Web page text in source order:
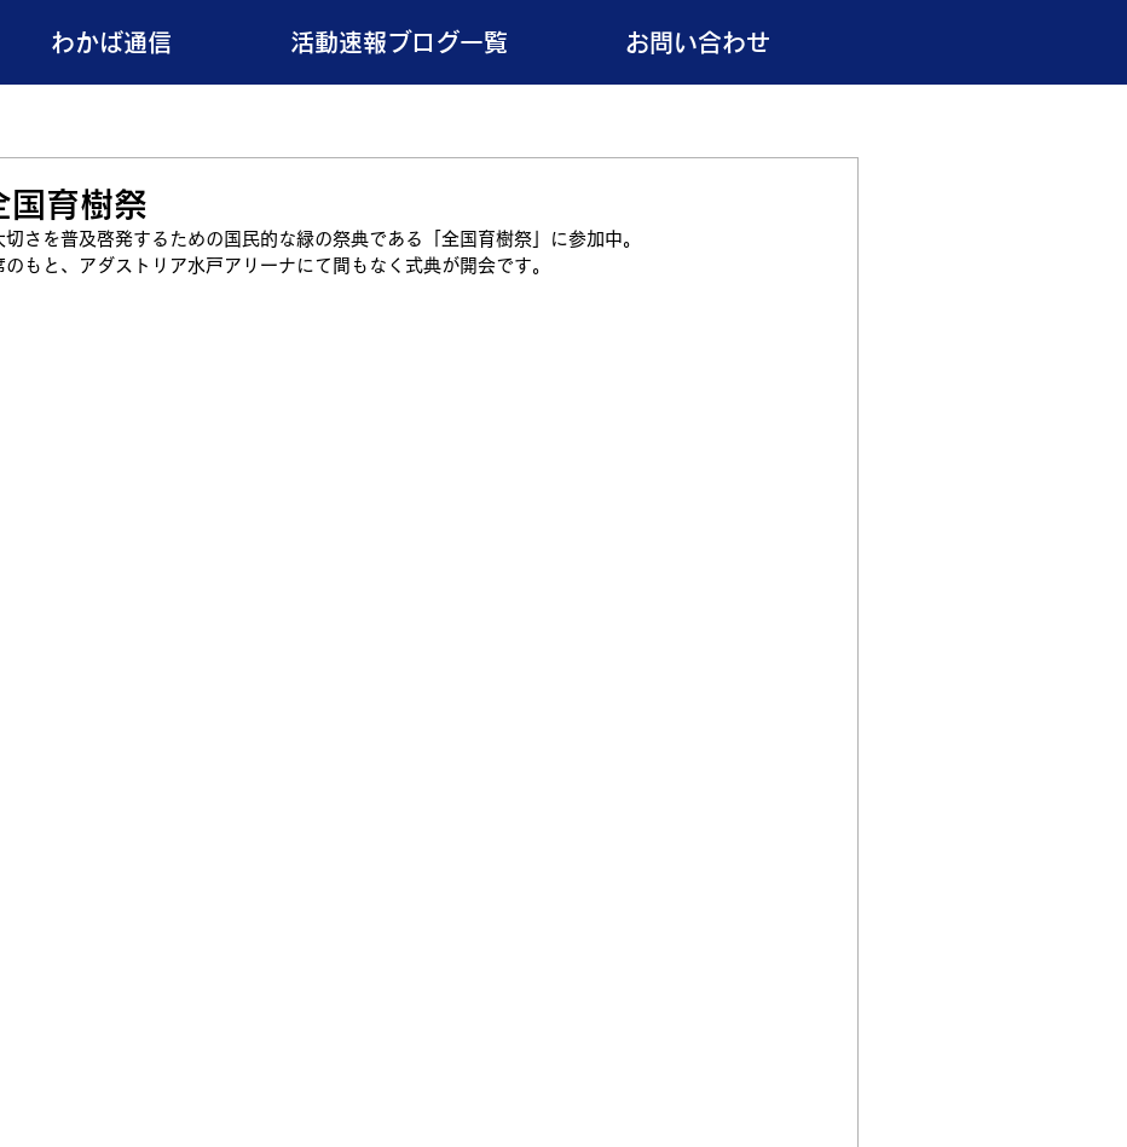
わかば通信 活動速報ブログ一覧 お問い合わせ
国育樹祭
さを普及啓発するための国民的な緑の祭典である「全国育樹祭」に参加中。
もと、アダストリア水戸アリーナにて間もなく式典が開会です。